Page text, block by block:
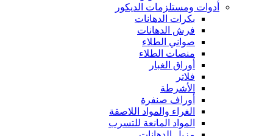
أدوات ومستلزمات الديكور
بكرات الدهانات
فرش الدهانات
صواني الطلاء
منصات الطلاء
أوراق الغبار
فلاتر
الأشرطة
أوراف صنفرة
الغراء والمواد اللاصقة
المواد المانعة للتسرب